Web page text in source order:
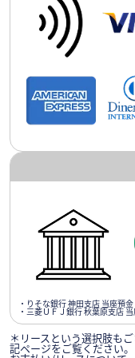
・りそな銀行 神田支店 当座預
・三菱ＵＦＪ銀行 秋葉原支店
＊リースという選択肢も
記ページをご覧ください。